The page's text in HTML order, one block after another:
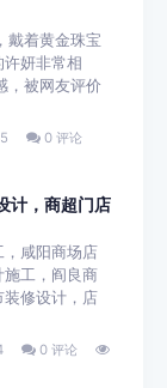
戴着黄金珠宝
妍非常相
，被网友评价
0 评论
计，商超门店
，咸阳商场店
施工，阎良商
装修设计，店
0 评论